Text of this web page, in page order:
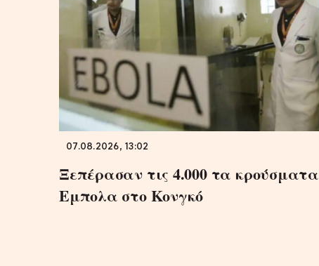
07.08.2026, 13:02
Ξεπέρασαν τις 4.000 τα κρούσματα
Εμπολα στο Κονγκό